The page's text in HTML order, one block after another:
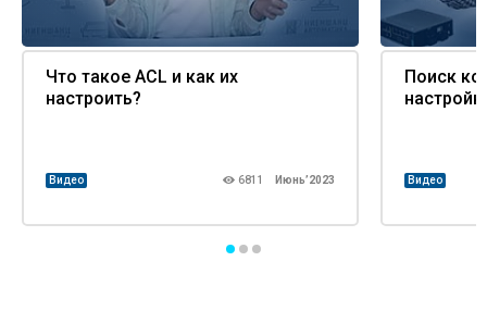
Что такое ACL и как их
настроить?
Видео 6811 Июнь’2023
Поиск
Видео